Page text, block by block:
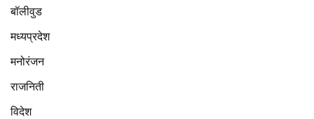
बॉलीवुड
मध्यप्रदेश
मनोरंजन
राजनिती
विदेश